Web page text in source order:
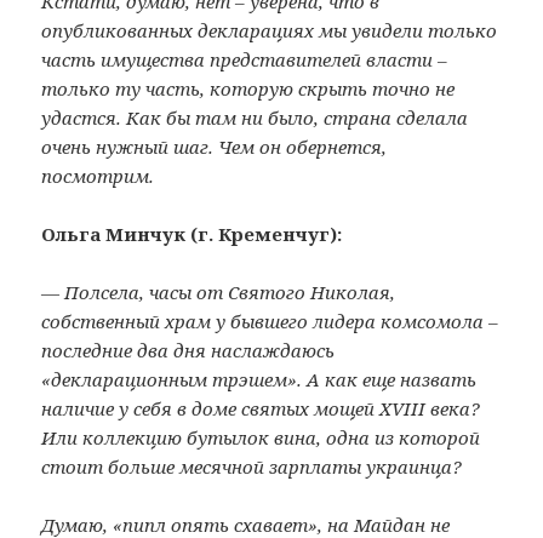
опубликованных декларациях мы увидели только
часть имущества представителей власти –
только ту часть, которую скрыть точно не
удастся. Как бы там ни было, страна сделала
очень нужный шаг. Чем он обернется,
посмотрим.
Ольга Минчук (г. Кременчуг):
— Полсела, часы от Святого Николая,
собственный храм у бывшего лидера комсомола –
последние два дня наслаждаюсь
«декларационным трэшем». А как еще назвать
наличие у себя в доме святых мощей XVIII века?
Или коллекцию бутылок вина, одна из которой
стоит больше месячной зарплаты украинца?
Думаю, «пипл опять схавает», на Майдан не